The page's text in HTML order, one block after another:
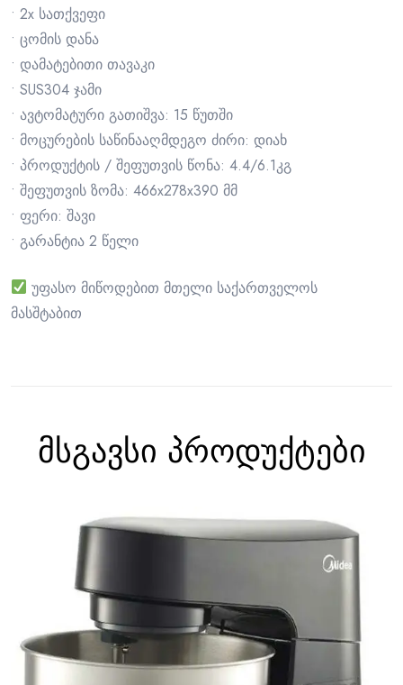
• 2x სათქვეფი
• ცომის დანა
• დამატებითი თავაკი
• SUS304 ჯამი
• ავტომატური გათიშვა: 15 წუთში
• მოცურების საწინააღმდეგო ძირი: დიახ
• პროდუქტის / შეფუთვის წონა: 4.4/6.1კგ
• შეფუთვის ზომა: 466x278x390 მმ
• ფერი: შავი
• გარანტია 2 წელი
უფასო მიწოდებით მთელი საქართველოს
მასშტაბით
მსგავსი პროდუქტები